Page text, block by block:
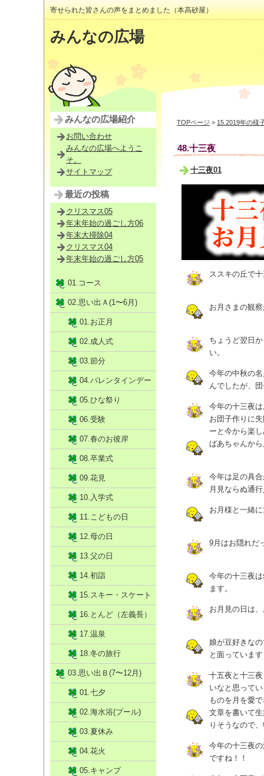
寄せられた皆さんの声をまとめました（本高砂屋）
みんなの広場
TOPページ > 15.2019年の様
48.十三夜
十三夜01
ススキの丘で
お月さまの観
ちょうど翌日
い。
今年の中秋の
んでしたが、
今年の十三夜
お団子作りに
ーと今から楽
ばあちゃんか
今年は足の具
月見ならぬ通
お月様と一緒
9月はお隠れだ
今年の十三夜
ます。
お月見の日は
娘が豆好きな
と面っていま
十五夜と十三
いなと思って
ものを月を愛
文章を書いて
りそうなので
今年の十三夜
ですね！！
みんなの広場紹介
お問い合わせ
みんなの広場へようこ
そ。
サイトマップ
最近の投稿
クリスマス05
年末年始の過ごし方06
年末大掃除04
クリスマス04
年末年始の過ごし方05
01.コース
02.思い出Ａ(1〜6月)
01.お正月
02.成人式
03.節分
04.バレンタインデー
05.ひな祭り
06.受験
07.春のお彼岸
08.卒業式
09.花見
10.入学式
11.こどもの日
12.母の日
13.父の日
14.初詣
15.スキー・スケート
16.とんど（左義長）
17.温泉
18.冬の旅行
03.思い出Ｂ(7〜12月)
01.七夕
02.海水浴(プール)
03.夏休み
04.花火
05.キャンプ